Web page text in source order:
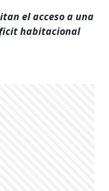
el acceso a una
habitacional